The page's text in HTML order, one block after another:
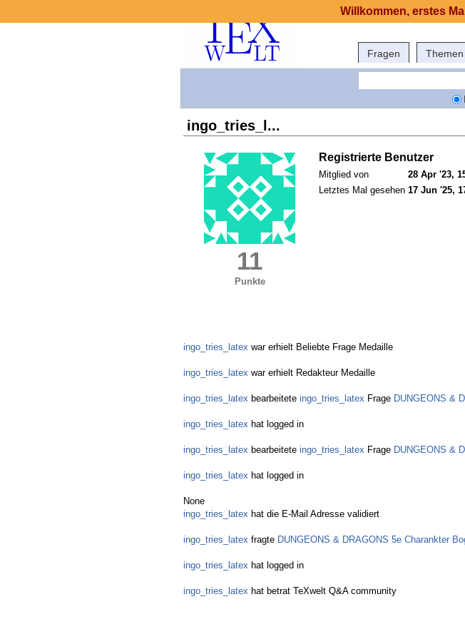
Fragen Themen
ingo_tries_l...
11
Punkte
Registrierte Benutzer
Mitglied von
28 Apr '23,
Letztes Mal gesehen 17 Jun '25,
ingo_tries_latex war erhielt Beliebte Frage Medaille
ingo_tries_latex war erhielt Redakteur Medaille
ingo_tries_latex bearbeitete ingo_tries_latex Frage DUNGEONS &
ingo_tries_latex hat logged in
ingo_tries_latex bearbeitete ingo_tries_latex Frage DUNGEONS &
ingo_tries_latex hat logged in
None
ingo_tries_latex hat die E-Mail Adresse validiert
ingo_tries_latex fragte DUNGEONS & DRAGONS 5e Charankter
ingo_tries_latex hat logged in
ingo_tries_latex hat betrat TeXwelt Q&A community
Willkommen, erstes